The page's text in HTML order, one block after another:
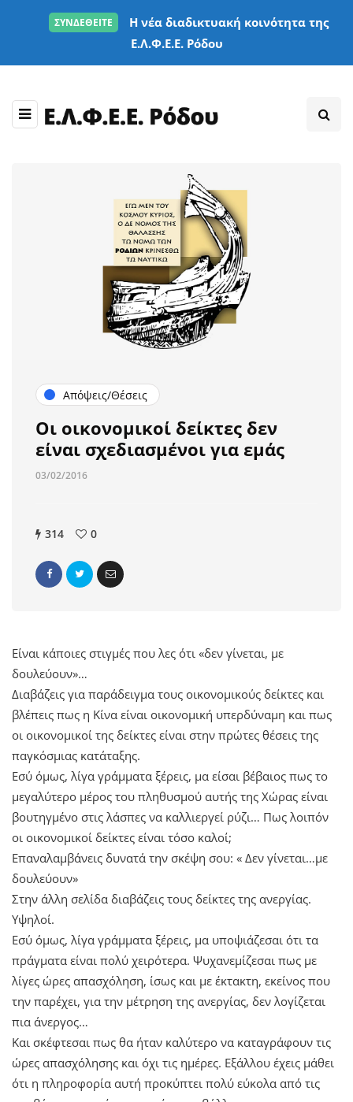
ΣΥΝΔΕΘΕΙΤΕ
Η νέα διαδικτυακή κοινότητα της
Ε.Λ.Φ.Ε.Ε. Ρόδου
Απόψεις/Θέσεις
Οι οικονομικοί δείκτες δεν
είναι σχεδιασμένοι για εμάς
03/02/2016
314 0
Είναι κάποιες στιγμές που λες ότι «δεν γίνεται, με
δουλεύουν»…
Διαβάζεις για παράδειγμα τους οικονομικούς δείκτες και
βλέπεις πως η Κίνα είναι οικονομική υπερδύναμη και πως
οι οικονομικοί της δείκτες είναι στην πρώτες θέσεις της
παγκόσμιας κατάταξης.
Εσύ όμως, λίγα γράμματα ξέρεις, μα είσαι βέβαιος πως το
μεγαλύτερο μέρος του πληθυσμού αυτής της Χώρας είναι
βουτηγμένο στις λάσπες να καλλιεργεί ρύζι… Πως λοιπόν
οι οικονομικοί δείκτες είναι τόσο καλοί;
Επαναλαμβάνεις δυνατά την σκέψη σου: « Δεν γίνεται…με
δουλεύουν»
Στην άλλη σελίδα διαβάζεις τους δείκτες της ανεργίας.
Υψηλοί.
Εσύ όμως, λίγα γράμματα ξέρεις, μα υποψιάζεσαι ότι τα
πράγματα είναι πολύ χειρότερα. Ψυχανεμίζεσαι πως με
λίγες ώρες απασχόληση, ίσως και με έκτακτη, εκείνος που
την παρέχει, για την μέτρηση της ανεργίας, δεν λογίζεται
πια άνεργος…
Και σκέφτεσαι πως θα ήταν καλύτερο να καταγράφουν τις
ώρες απασχόλησης και όχι τις ημέρες. Εξάλλου έχεις μάθει
ότι η πληροφορία αυτή προκύπτει πολύ εύκολα από τις